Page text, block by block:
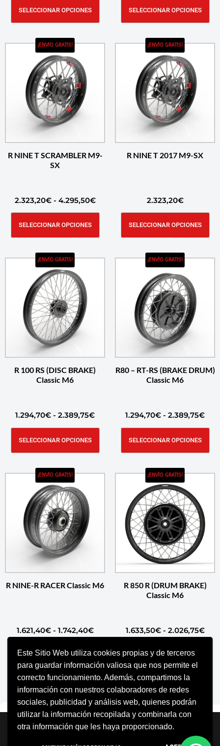
Este Sitio Web utiliza cookies propias y de terceros
para guardar información valiosa que nos permite el
correcto funcionamiento. Además, compartimos la
información con nuestros colaboradores de redes
sociales, publicidad y análisis web, quienes podrán
utilizar la información recopilada y combinarla con
otra información que les haya proporcionado.
SELECCIONAR OPCIONES SELECCIONAR OPCIONES
¡ENVÍO GRATIS!
R NINE T SCRAMBLER M9-
SX
2.323,20€ - 4.295,50€
SELECCIONAR OPCIONES
¡ENVÍO GRATIS!
R NINE T 2017 M9-SX
2.323,20€
SELECCIONAR OPCIONES
¡ENVÍO GRATIS!
R 100 RS (DISC BRAKE)
Classic M6
1.294,70€ - 2.389,75€
SELECCIONAR OPCIONES
¡ENVÍO GRATIS!
R80 – RT-RS (BRAKE DRUM)
Classic M6
1.294,70€ - 2.389,75€
SELECCIONAR OPCIONES
¡ENVÍO GRATIS!
R NINE-R RACER Classic M6
1.621,40€ - 1.742,40€
SELECCIONAR OPCIONES
¡ENVÍO GRATIS!
R 850 R (DRUM BRAKE)
Classic M6
1.633,50€ - 2.026,75€
SELECCIONAR OPCIONES
Neve | Funciona gracias a WordPress
Política de cookies